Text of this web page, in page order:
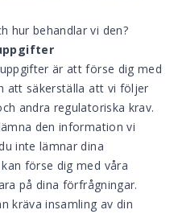
hur behandlar vi den?
är att förse dig med
att säkerställa att vi följer
andra regulatoriska krav.
den information vi
inte lämnar dina
förse dig med våra
på dina förfrågningar.
kräva insamling av din